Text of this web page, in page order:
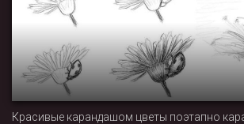
Красивые карандашом цветы поэтапно